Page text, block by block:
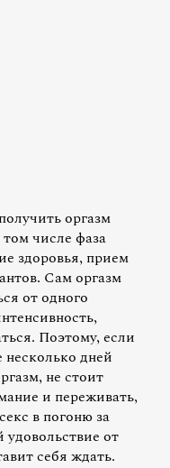
оргазм
числе фаза
здоровья, прием
Сам оргазм
от одного
Поэтому, если
дней
не стоит
и переживать,
в погоню за
от
себя ждать.